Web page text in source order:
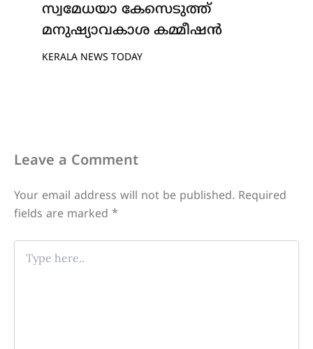
സ്വമേധയാ കേസെടുത്ത്
മനുഷ്യാവകാശ കമ്മീഷൻ
KERALA NEWS TODAY
Leave a Comment
Your email address will not be published. Required
fields are marked *
Type
here..